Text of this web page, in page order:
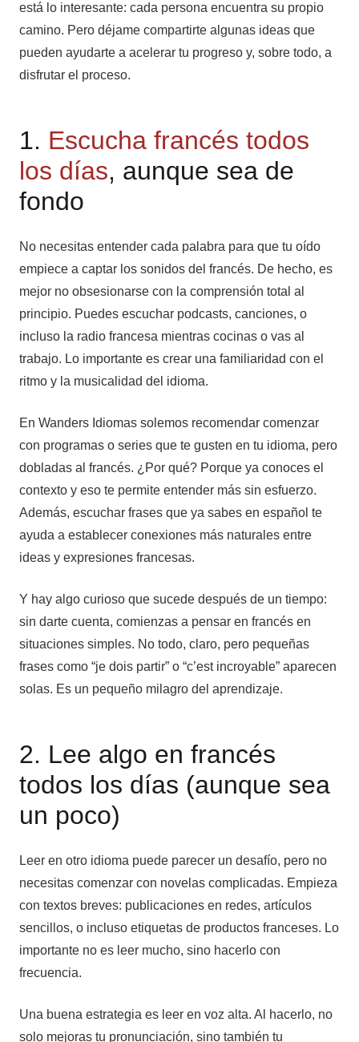
está lo interesante: cada persona encuentra su propio
camino. Pero déjame compartirte algunas ideas que
pueden ayudarte a acelerar tu progreso y, sobre todo, a
disfrutar el proceso.
1. Escucha francés todos
los días, aunque sea de
fondo
No necesitas entender cada palabra para que tu oído
empiece a captar los sonidos del francés. De hecho, es
mejor no obsesionarse con la comprensión total al
principio. Puedes escuchar podcasts, canciones, o
incluso la radio francesa mientras cocinas o vas al
trabajo. Lo importante es crear una familiaridad con el
ritmo y la musicalidad del idioma.
En Wanders Idiomas solemos recomendar comenzar
con programas o series que te gusten en tu idioma, pero
dobladas al francés. ¿Por qué? Porque ya conoces el
contexto y eso te permite entender más sin esfuerzo.
Además, escuchar frases que ya sabes en español te
ayuda a establecer conexiones más naturales entre
ideas y expresiones francesas.
Y hay algo curioso que sucede después de un tiempo:
sin darte cuenta, comienzas a pensar en francés en
situaciones simples. No todo, claro, pero pequeñas
frases como “je dois partir” o “c’est incroyable” aparecen
solas. Es un pequeño milagro del aprendizaje.
2. Lee algo en francés
todos los días (aunque sea
un poco)
Leer en otro idioma puede parecer un desafío, pero no
necesitas comenzar con novelas complicadas. Empieza
con textos breves: publicaciones en redes, artículos
sencillos, o incluso etiquetas de productos franceses. Lo
importante no es leer mucho, sino hacerlo con
frecuencia.
Una buena estrategia es leer en voz alta. Al hacerlo, no
solo mejoras tu pronunciación, sino también tu